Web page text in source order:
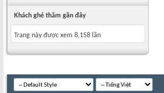
Khách ghé thăm gần đây
Trang này được xem 8,158 lần